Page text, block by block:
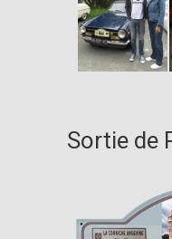
Sortie de